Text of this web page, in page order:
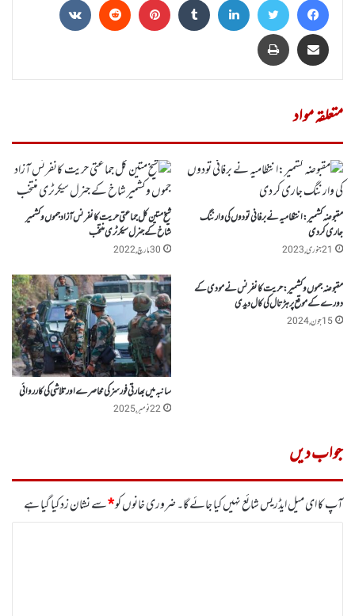
Share via Email
پرنٹ
متعلقہ مواد
مقبوضہ کشمیر:انتظامیہ نے برفانی تودوں کی وارننگ
جاری کر دی
21 جنوری, 2023
شیخ متین کل جماعتی حریت کانفرنس آزاد جموں وکشمیر
شاخ کے جنرل سیکرٹری منتخب
30 مارچ, 2022
مقبوضہ جموں وکشمیر :حریت کانفرنس نے مودی کے
دورے کے موقع پر ہڑتال کی کال دیدی
15 جون, 2024
سانبہ میں بھارتی فورسز کی محاصرے اورتلاشی کی کارروائی
22 نومبر, 2025
جواب دیں
آپ کا ای میل ایڈریس شائع نہیں کیا جائے گا۔ضروری خانوں کو*سے نشان زد کیا گیا ہے